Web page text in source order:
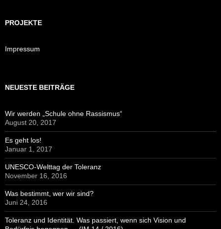
PROJEKTE
Impressum
NEUESTE BEITRÄGE
Wir werden „Schule ohne Rassismus“
August 20, 2017
Es geht los!
Januar 1, 2017
UNESCO-Welttag der Toleranz
November 16, 2016
Was bestimmt, wer wir sind?
Juni 24, 2016
Toleranz und Identität. Was passiert, wenn sich Vision und